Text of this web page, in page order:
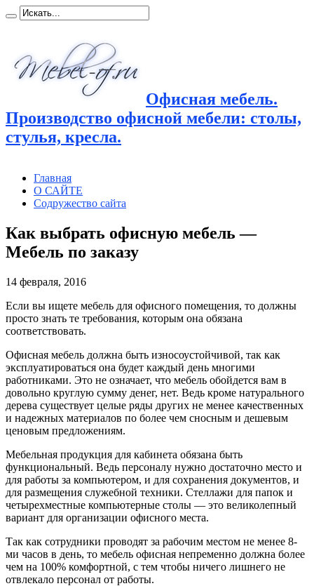
Офисная мебель.
Производство офисной мебели: столы,
стулья, кресла.
Главная
О САЙТЕ
Содружество сайта
Как выбрать офисную мебель —
Мебель по заказу
14 февраля, 2016
Если вы ищете мебель для офисного помещения, то должны
просто знать те требования, которым она обязана
соответствовать.
Офисная мебель должна быть износоустойчивой, так как
эксплуатироваться она будет каждый день многими
работниками. Это не означает, что мебель обойдется вам в
довольно круглую сумму денег, нет. Ведь кроме натурального
дерева существует целые ряды других не менее качественных
и надежных материалов по более чем сносным и дешевым
ценовым предложениям.
Мебельная продукция для кабинета обязана быть
функциональный. Ведь персоналу нужно достаточно место и
для работы за компьютером, и для сохранения документов, и
для размещения служебной техники. Стеллажи для папок и
четырехместные компьютерные столы — это великолепный
вариант для организации офисного места.
Так как сотрудники проводят за рабочим местом не менее 8-
ми часов в день, то мебель офисная непременно должна более
чем на 100% комфортной, с тем чтобы ничего лишнего не
отвлекало персонал от работы.